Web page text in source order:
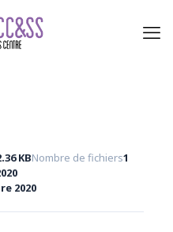
KBNombre de fichiers1
2020